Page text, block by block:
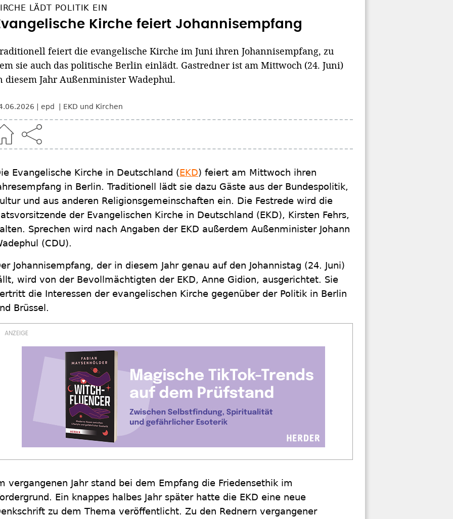
LÄDT POLITIK EIN
Kirche feiert Johannisempfang
feiert die evangelische Kirche im Juni ihren Johannisempfang, zu
sie auch das politische Berlin einlädt. Gastredner ist am Mittwoch (24. Juni)
diesem Jahr Außenminister Wadephul.
epd EKD und Kirchen
Evangelische Kirche in Deutschland (EKD) feiert am Mittwoch ihren
in Berlin. Traditionell lädt sie dazu Gäste aus der Bundespolitik,
und aus anderen Religionsgemeinschaften ein. Die Festrede wird die
der Evangelischen Kirche in Deutschland (EKD), Kirsten Fehrs,
Sprechen wird nach Angaben der EKD außerdem Außenminister Johann
(CDU).
Johannisempfang, der in diesem Jahr genau auf den Johannistag (24. Juni)
wird von der Bevollmächtigten der EKD, Anne Gidion, ausgerichtet. Sie
die Interessen der evangelischen Kirche gegenüber der Politik in Berlin
Brüssel.
vergangenen Jahr stand bei dem Empfang die Friedensethik im
Ein knappes halbes Jahr später hatte die EKD eine neue
zu dem Thema veröffentlicht. Zu den Rednern vergangener